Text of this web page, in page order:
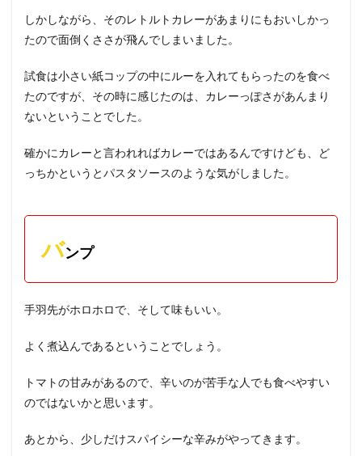
しかしながら、そのレトルトカレーがあまりにもおいしかっ
たので面倒くささが飛んでしまいました。
試食は小さい紙コップの中にルーを入れてもらったのを食べ
たのですが、その時に感じたのは、カレーっぽさがあんまり
ないということでした。
確かにカレーと言われればカレーではあるんですけども、ど
っちかというとパスタソースのような気がしました。
バンプ
手羽先がホロホロで、そして味もいい。
よく煮込んであるということでしょう。
トマトの甘みがあるので、辛いのが苦手な人でも食べやすい
のではないかと思います。
あとから、少しだけスパイシーな辛みがやってきます。